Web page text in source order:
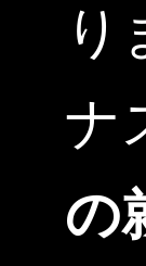
り
ナ
の